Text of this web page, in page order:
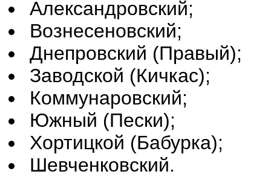
Александровский;
Вознесеновский;
Днепровский (Правый);
Заводской (Кичкас);
Коммунаровский;
Южный (Пески);
Хортицкой (Бабурка);
Шевченковский.